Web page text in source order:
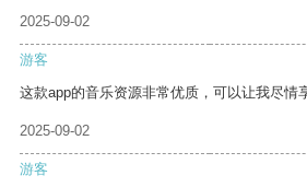
2025-09-02
游客
这款app的音乐资源非常优质，可以让我尽情
2025-09-02
游客